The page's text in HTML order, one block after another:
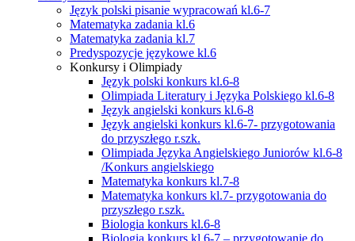
Język polski pisanie wypracowań kl.6-7
Matematyka zadania kl.6
Matematyka zadania kl.7
Predyspozycje językowe kl.6
Konkursy i Olimpiady
Język polski konkurs kl.6-8
Olimpiada Literatury i Języka Polskiego kl.6-8
Język angielski konkurs kl.6-8
Język angielski konkurs kl.6-7- przygotowania
do przyszłego r.szk.
Olimpiada Języka Angielskiego Juniorów kl.6-8
/Konkurs angielskiego
Matematyka konkurs kl.7-8
Matematyka konkurs kl.7- przygotowania do
przyszłego r.szk.
Biologia konkurs kl.6-8
Biologia konkurs kl.6-7 – przygotowanie do